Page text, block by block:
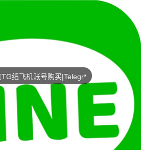
纸飞机账号购买|Telegr*